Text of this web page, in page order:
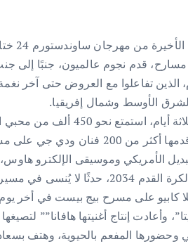
قدم نجوم عالميون، جنبًا إلى
الأوسط وشمال إفريقيا.
وعلى مدى ثلاثة
الموسيقية، قدمها أكثر
ومكانًة مميزًة ضمن أكبر أحداث 2024.
كابيو على مسرح بيج بيست في أخر
وحضورها المفعم بالحيوية، وهتف